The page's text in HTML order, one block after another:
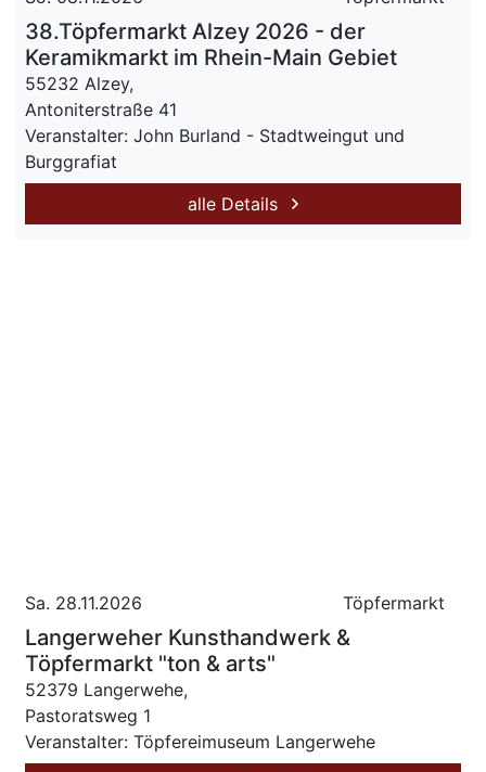
38.Töpfermarkt Alzey 2026 - der
Keramikmarkt im Rhein-Main Gebiet
55232 Alzey,
Antoniterstraße 41
Veranstalter: John Burland - Stadtweingut und
Burggrafiat
alle Details
Sa. 28.11.2026 Töpfermarkt
Langerweher Kunsthandwerk &
Töpfermarkt "ton & arts"
52379 Langerwehe,
Pastoratsweg 1
Veranstalter: Töpfereimuseum Langerwehe